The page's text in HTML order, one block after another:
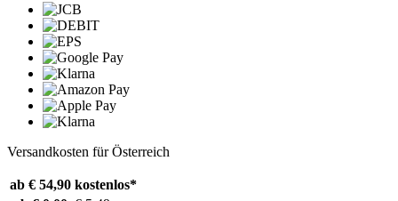
Versandkosten für Österreich
ab € 54,90 kostenlos*